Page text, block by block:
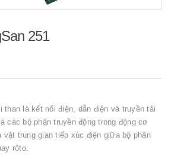
251
than là kết nối điện, dẫn điện và truyền tải
các bộ phận truyền động trong động cơ
vật trung gian tiếp xúc điện giữa bộ phận
rôto.